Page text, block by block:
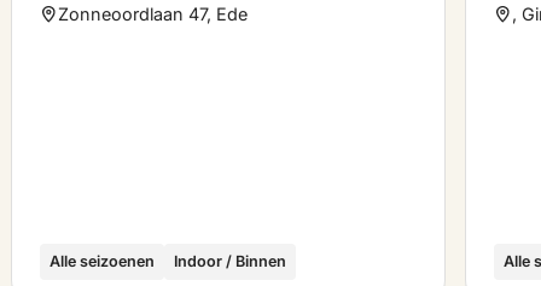
Zonneoordlaan 47, Ede
Alle seizoenen Indoor / Binnen
,
Alle